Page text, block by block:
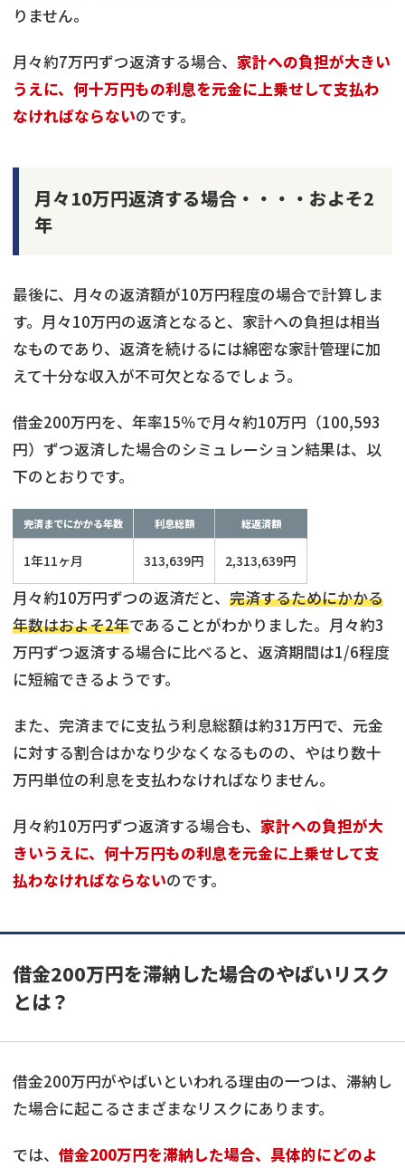
りません。
月々約7万円ずつ返済する場合、 家計への負担が大きい
うえに、何十万円もの利息を元金に上乗せして支払わ
なければならないのです。
月々10万円返済する場合・・・・およそ2
年
最後に、月々の返済額が10万円程度の場合で計算しま
す。月々10万円の返済となると、家計への負担は相当
なものであり、返済を続けるには綿密な家計管理に加
えて十分な収入が不可欠となるでしょう。
借金200万円を、年率15％で月々約10万円（100,593
円）ずつ返済した場合のシミュレーション結果は、以
下のとおりです。
完済までにかかる年数 利息総額 総返済額
1年11ヶ月 313,639円 2,313,639円
月々約10万円ずつの返済だと、 完済するためにかかる
年数はおよそ2年であることがわかりました。月々約3
万円ずつ返済する場合に比べると、返済期間は1/6程度
に短縮できるようです。
また、完済までに支払う利息総額は約31万円で、元金
に対する割合はかなり少なくなるものの、やはり数十
万円単位の利息を支払わなければなりません。
月々約10万円ずつ返済する場合も、 家計への負担が大
きいうえに、何十万円もの利息を元金に上乗せして支
払わなければならないのです。
借金200万円を滞納した場合のやばいリスク
とは？
借金200万円がやばいといわれる理由の一つは、滞納し
た場合に起こるさまざまなリスクにあります。
では、 借金200万円を滞納した場合、具体的にどのよ